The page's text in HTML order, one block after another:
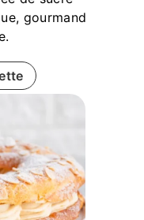
gourmand